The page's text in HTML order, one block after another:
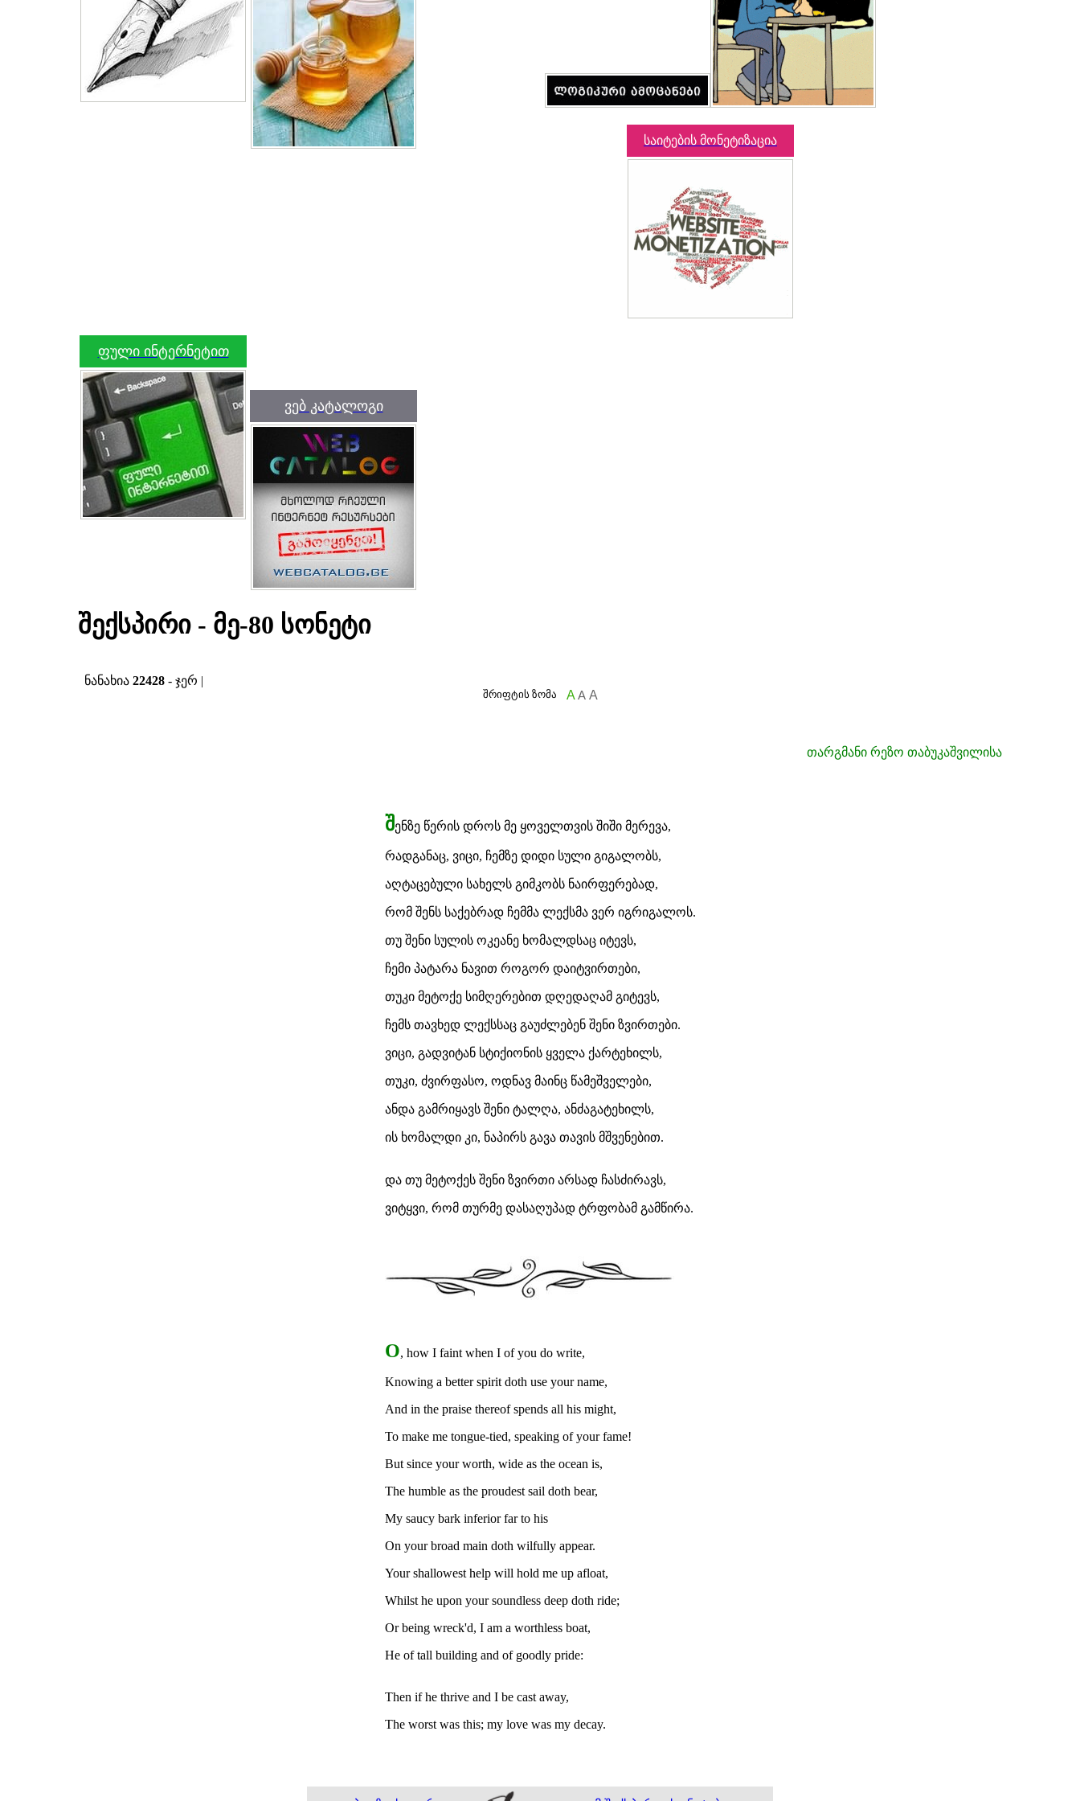
საიტების მონეტიზაცია
ფული ინტერნეტით
ვებ კატალოგი
შექსპირი - მე-80 სონეტი
ნანახია 22428 - ჯერ |
შრიფტის ზომა A A A
თარგმანი რეზო თაბუკაშვილისა
შენზე წერის დროს მე ყოველთვის შიში მერევა,
რადგანაც, ვიცი, ჩემზე დიდი სული გიგალობს,
აღტაცებული სახელს გიმკობს ნაირფერებად,
რომ შენს საქებრად ჩემმა ლექსმა ვერ იგრიგალოს.
თუ შენი სულის ოკეანე ხომალდსაც იტევს,
ჩემი პატარა ნავით როგორ დაიტვირთები,
თუკი მეტოქე სიმღერებით დღედაღამ გიტევს,
ჩემს თავხედ ლექსსაც გაუძლებენ შენი ზვირთები.
ვიცი, გადვიტან სტიქიონის ყველა ქარტეხილს,
თუკი, ძვირფასო, ოდნავ მაინც წამეშველები,
ანდა გამრიყავს შენი ტალღა, ანძაგატეხილს,
ის ხომალდი კი, ნაპირს გავა თავის მშვენებით.
და თუ მეტოქეს შენი ზვირთი არსად ჩასძირავს,
ვიტყვი, რომ თურმე დასაღუპად ტრფობამ გამწირა.
O, how I faint when I of you do write,
Knowing a better spirit doth use your name,
And in the praise thereof spends all his might,
To make me tongue-tied, speaking of your fame!
But since your worth, wide as the ocean is,
The humble as the proudest sail doth bear,
My saucy bark inferior far to his
On your broad main doth wilfully appear.
Your shallowest help will hold me up afloat,
Whilst he upon your soundless deep doth ride;
Or being wreck'd, I am a worthless boat,
He of tall building and of goodly pride:
Then if he thrive and I be cast away,
The worst was this; my love was my decay.